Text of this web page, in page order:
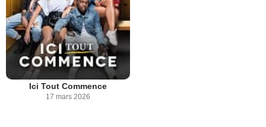
Ici Tout Commence
17 mars 2026